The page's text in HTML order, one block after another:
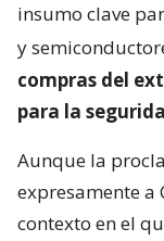
insumo clave
y
compras del
para la
Aunque la
expresamente a
contexto en el